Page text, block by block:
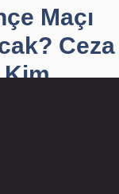
Maçı
Ceza
Kim...